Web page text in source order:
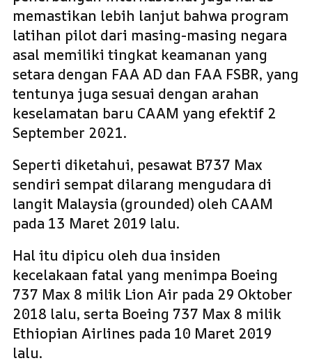
memastikan lebih lanjut bahwa program
latihan pilot dari masing-masing negara
asal memiliki tingkat keamanan yang
setara dengan FAA AD dan FAA FSBR, yang
tentunya juga sesuai dengan arahan
keselamatan baru CAAM yang efektif 2
September 2021.
Seperti diketahui, pesawat B737 Max
sendiri sempat dilarang mengudara di
langit Malaysia (grounded) oleh CAAM
pada 13 Maret 2019 lalu.
Hal itu dipicu oleh dua insiden
kecelakaan fatal yang menimpa Boeing
737 Max 8 milik Lion Air pada 29 Oktober
2018 lalu, serta Boeing 737 Max 8 milik
Ethiopian Airlines pada 10 Maret 2019
lalu.